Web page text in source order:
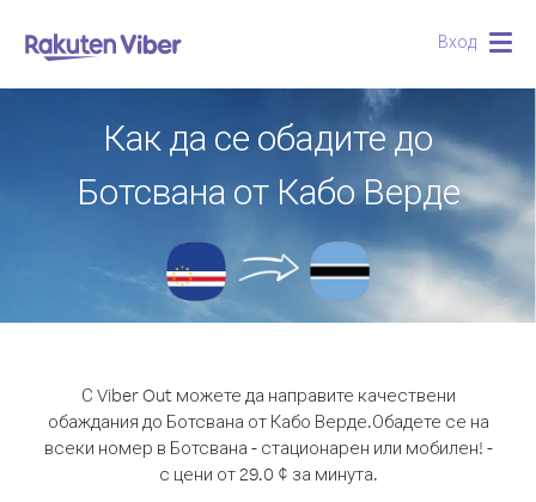
Вход
Как да се обадите до
Ботсвана от Кабо Верде
С Viber Out можете да направите качествени
обаждания до Ботсвана от Кабо Верде.Обадете се на
всеки номер в Ботсвана - стационарен или мобилен! -
с цени от 29.0 ¢ за минута.